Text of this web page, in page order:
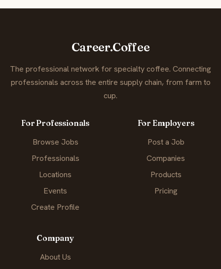
Career.Coffee
The professional network for specialty coffee. Connecting
professionals across the entire supply chain, from farm to
cup.
For Professionals
Browse Jobs
Professionals
Locations
Events
Create Profile
For Employers
Post a Job
Companies
Products
Pricing
Company
About Us